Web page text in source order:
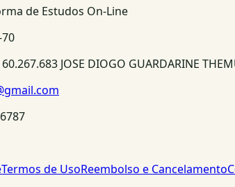
de Estudos On-Line
60.267.683 JOSE DIOGO GUARDARINE
Termos de UsoReembolso e Cancelamento